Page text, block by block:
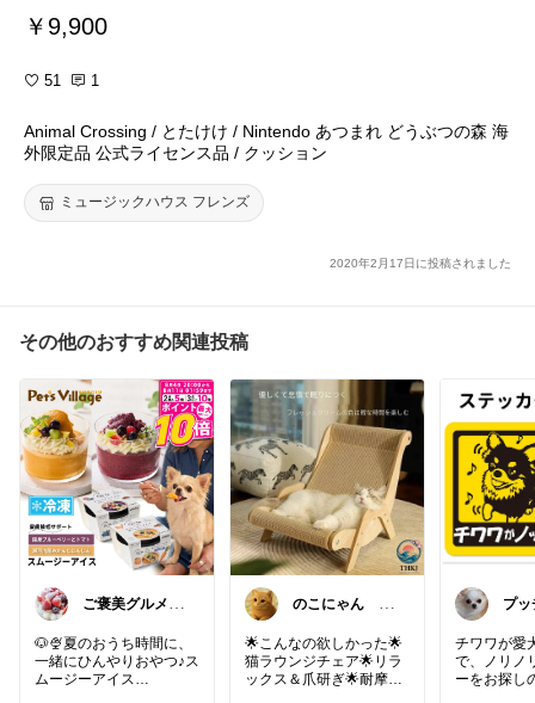
品 公式ライセンス品 / クッション」です。
います。
公式ライセンス品
とたけけver クッション
・Nintendo official UK store
#NintendoSwitch
#どうぶつの森
#あつまれどうぶつの森
#あつ森
#プレゼント
#誕生日
#クリスマス
#お買い物マラソン
#スーパーSALE
#スーパーセール
#大感謝祭
#大人も楽しめる
#最安値
#おすすめ
￥9,900
51 1
Animal Crossing / とたけけ / Nintendo あつまれ どうぶつの森 海
外限定品 公式ライセンス品 / クッション
ミュージックハウス フレンズ
2020年2月17日に投稿されました
その他のおすすめ関連投稿
ご褒美グルメと
🐶🍨夏のおうち時間に、
一緒にひんやりおやつ♪ス
ムージーアイス
のこにゃん 💛
す🐾
🌟こんなの欲しかった🌟
猫ラウンジチェア🌟リラ
ックス＆爪研ぎ🌟耐摩擦
プ
チワワが愛
で、ノリノ
ーをお探し